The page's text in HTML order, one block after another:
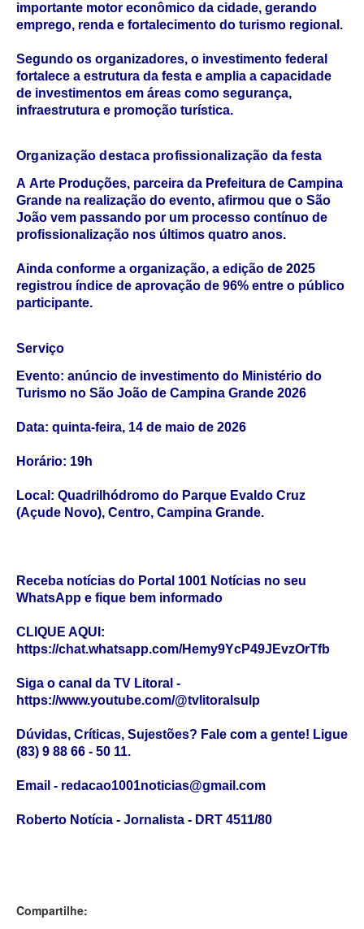
importante motor econômico da cidade, gerando
emprego, renda e fortalecimento do turismo regional.
Segundo os organizadores, o investimento federal
fortalece a estrutura da festa e amplia a capacidade
de investimentos em áreas como segurança,
infraestrutura e promoção turística.
Organização destaca profissionalização da festa
A Arte Produções, parceira da Prefeitura de Campina
Grande na realização do evento, afirmou que o São
João vem passando por um processo contínuo de
profissionalização nos últimos quatro anos.
Ainda conforme a organização, a edição de 2025
registrou índice de aprovação de 96% entre o público
participante.
Serviço
Evento: anúncio de investimento do Ministério do
Turismo no São João de Campina Grande 2026
Data: quinta-feira, 14 de maio de 2026
Horário: 19h
Local: Quadrilhódromo do Parque Evaldo Cruz
(Açude Novo), Centro, Campina Grande.
Receba notícias do Portal 1001 Notícias no seu
WhatsApp e fique bem informado
CLIQUE AQUI:
https://chat.whatsapp.com/Hemy9YcP49JEvzOrTfb
Siga o canal da TV Litoral -
https://www.youtube.com/@tvlitoralsulp
Dúvidas, Críticas, Sujestões? Fale com a gente! Ligue
(83) 9 88 66 - 50 11.
Email - redacao1001noticias@gmail.com
Roberto Notícia - Jornalista - DRT 4511/80
Compartilhe: